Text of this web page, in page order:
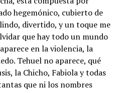
hegemónico, cubierto de
divertido, y un toque me
que hay todo un mundo
en la violencia, la
Tehuel no aparece, qué
la Chicho, Fabiola y todas
que ni los nombres